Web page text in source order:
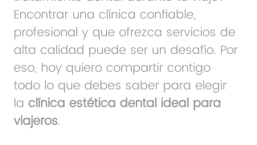
Encontrar una clínica confiable,
profesional y que ofrezca servicios de
alta calidad puede ser un desafío. Por
eso, hoy quiero compartir contigo
todo lo que debes saber para elegir
la clínica estética dental ideal para
viajeros.